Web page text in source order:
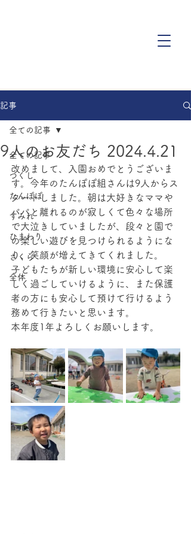
記事
全ての記事
つくし
たんぽぽ
すみれ
ひまわり
さくら
全体
全ての記事
9人のお友だち 2024.4.21
改めまして、入園おめでとうございま
す。今年のたんぽぽ組さんは9人からス
タートしました。朝は大好きなママや
パパと離れるのが寂しくて色々な場所
で大泣きしていましたが、段々と園で
の楽しい遊びを見つけられるようにな
り、笑顔が増えてきてくれました。
子どもたちが新しい環境に安心して楽
しく過ごしていけるように、また保護
者の方にも安心して預けて行けるよう
務めて行きたいと思います。
本年度1年よろしくお願いします。